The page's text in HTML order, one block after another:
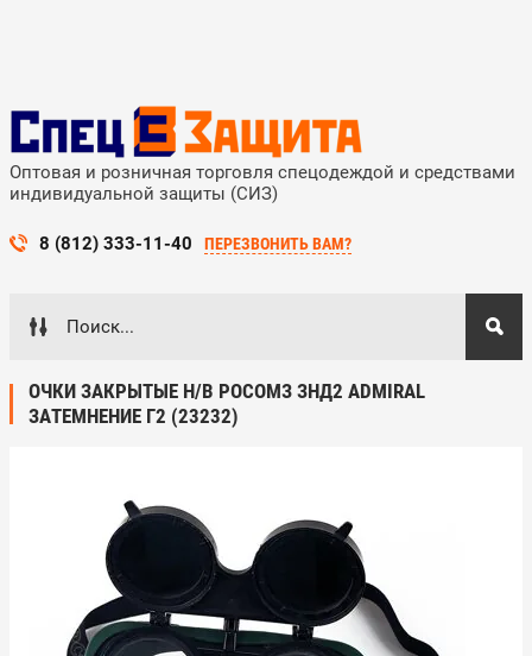
Оптовая и розничная торговля спецодеждой и средствами
индивидуальной защиты (СИЗ)
8 (812) 333-11-40 ПЕРЕЗВОНИТЬ ВАМ?
ОЧКИ ЗАКРЫТЫЕ Н/В РОСОМЗ ЗНД2 ADMIRAL
ЗАТЕМНЕНИЕ Г2 (23232)